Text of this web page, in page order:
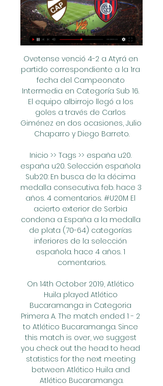
Ovetense venció 4-2 a Atyrá en
partido correspondiente a la 1ra
fecha del Campeonato
Intermedia en Categoría Sub 16.
El equipo albirrojo llegó a los
goles a través de Carlos
Giménez en dos ocasiones, Julio
Chaparro y Diego Barreto.
Inicio >> Tags >> españa u20.
españa u20. Selección española
Sub20: En busca de la décima
medalla consecutiva. feb. hace 3
años. 4 comentarios. #U20M El
acierto exterior de Serbia
condena a España a la medalla
de plata (70-64) categorías
inferiores de la selección
española. hace 4 años. 1
comentarios.
On 14th October 2019, Atlético
Huila played Atlético
Bucaramanga in Categoria
Primera A. The match ended 1 - 2
to Atlético Bucaramanga. Since
this match is over, we suggest
you check out the head to head
statistics for the next meeting
between Atlético Huila and
Atlético Bucaramanga.